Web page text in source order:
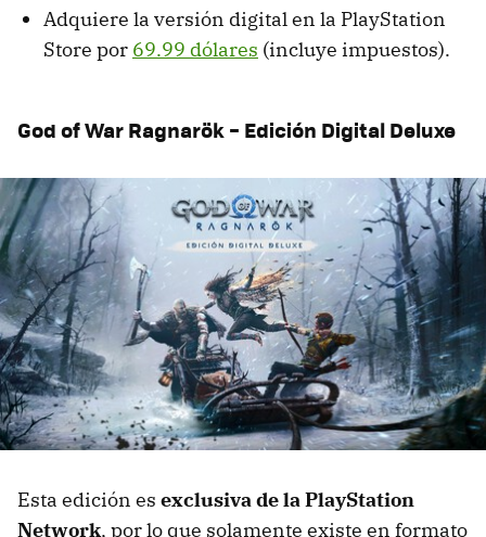
Adquiere la versión digital en la PlayStation
Store por 69.99 dólares (incluye impuestos).
God of War Ragnarök – Edición Digital Deluxe
Esta edición es exclusiva de la PlayStation
Network, por lo que solamente existe en formato